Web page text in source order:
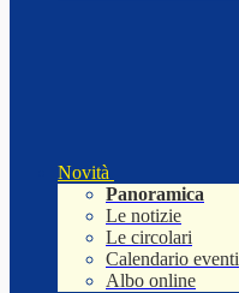
Novità
Panoramica
Le notizie
Le circolari
Calendario eventi
Albo online